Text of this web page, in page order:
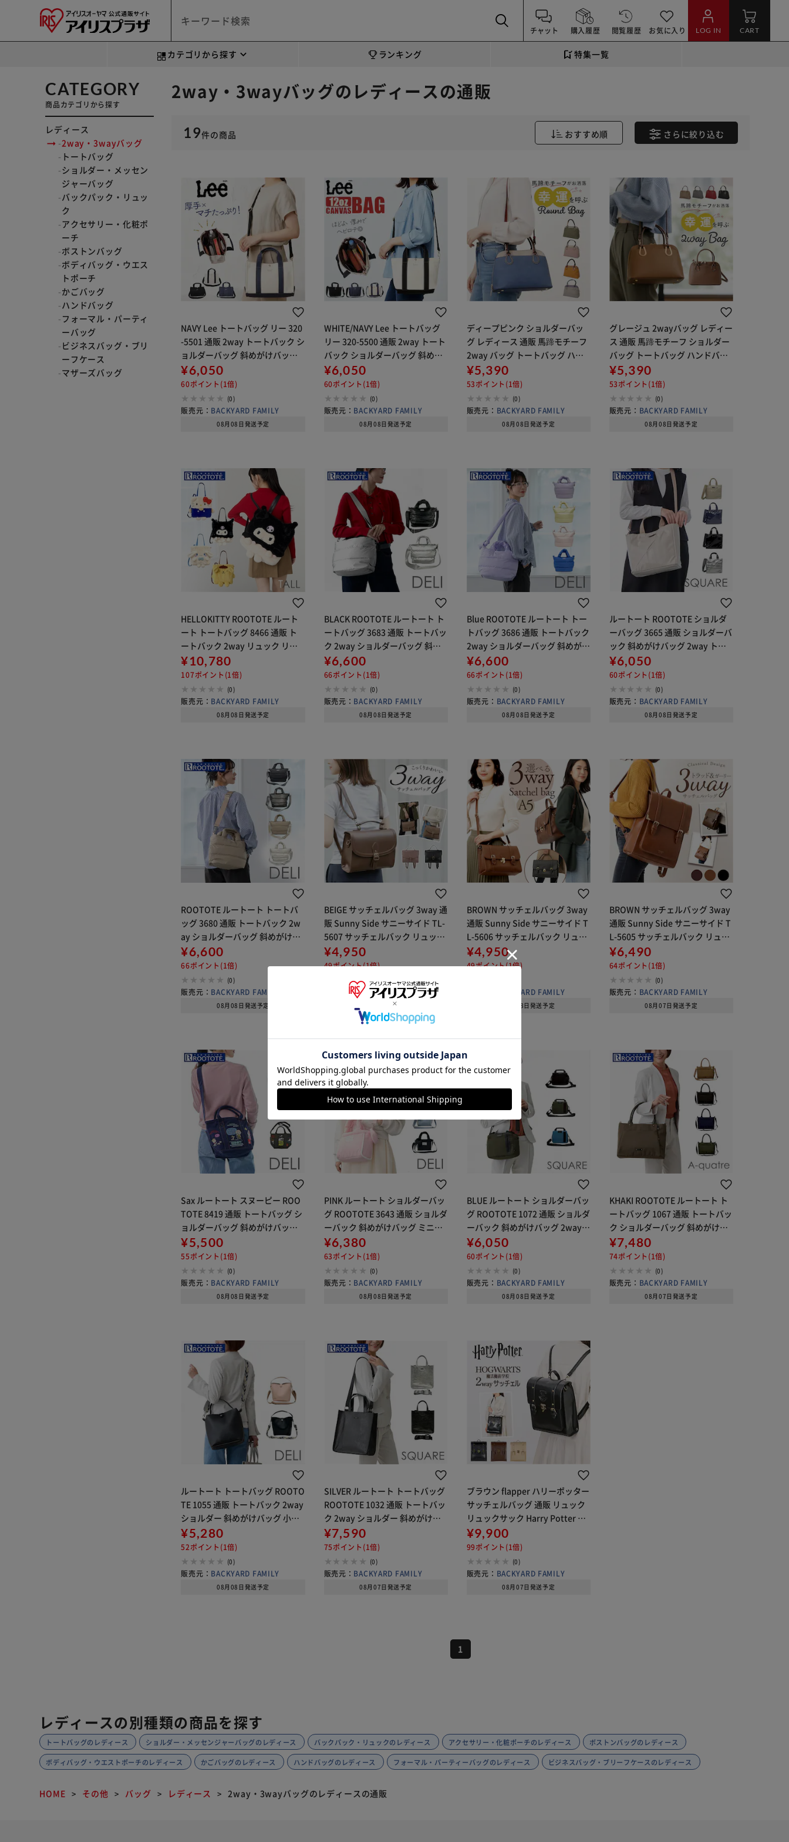
チャット 購入履歴 閲覧履歴 お気に入り LOG IN CART
カテゴリから探す ランキング 特集一覧
CATEGORY
商品カテゴリから探す
レディース
2way・3wayバッグ
トートバッグ
ショルダー・メッセン
ジャーバッグ
バックパック・リュッ
ク
アクセサリー・化粧ポ
ーチ
ボストンバッグ
ボディバッグ・ウエス
トポーチ
かごバッグ
ハンドバッグ
フォーマル・パーティ
ーバッグ
ビジネスバッグ・ブリ
ーフケース
マザーズバッグ
2way・3wayバッグのレディースの通販
19件の商品 おすすめ順 さらに絞り込む
NAVY Lee トートバッグ リー 320
-5501 通販 2way トートバック シ
ョルダーバッグ 斜めがけバッグ
手提げバッグ レディース 大きめ
通勤 通学 綿 コットン おしゃれ か
わいい
¥6,050
60ポイント(1倍)
(0)
販売元： BACKYARD FAMILY
08月08日発送予定
WHITE/NAVY Lee トートバッグ
リー 320-5500 通販 2way トート
バック ショルダーバッグ 斜めが
けバッグ 手提げバッグ レディー
ス 小さめ 通勤 通学 綿 コットン
おしゃれ
¥6,050
60ポイント(1倍)
(0)
販売元： BACKYARD FAMILY
08月08日発送予定
ディープピンク ショルダーバッ
グ レディース 通販 馬蹄モチーフ
2way バッグ トートバッグ ハン
ドバッグ 斜めがけ かばん 斜め掛
け 鞄 肩掛け バック 半円型 カバン
ラムモード 37881T
¥5,390
53ポイント(1倍)
(0)
販売元： BACKYARD FAMILY
08月08日発送予定
グレージュ 2wayバッグ レディー
ス 通販 馬蹄モチーフ ショルダー
バッグ トートバッグ ハンドバッ
グ 斜めがけ かばん 斜め掛け 鞄 肩
掛け バック 半円型 カバン ラムモ
ード 40552 通勤
¥5,390
53ポイント(1倍)
(0)
販売元： BACKYARD FAMILY
08月08日発送予定
HELLOKITTY ROOTOTE ルート
ート トートバッグ 8466 通販 ト
ートバック 2way リュック リュ
ックサック バックパック A4 通勤
通学 旅行 かわいい TALL トール
CR
¥10,780
107ポイント(1倍)
(0)
販売元： BACKYARD FAMILY
08月08日発送予定
BLACK ROOTOTE ルートート ト
ートバッグ 3683 通販 トートバッ
ク 2way ショルダーバッグ 斜め
がけバッグ ファスナー付き 通勤
通学 軽量 軽い DELI デリ FEATHE
R
¥6,600
66ポイント(1倍)
(0)
販売元： BACKYARD FAMILY
08月08日発送予定
Blue ROOTOTE ルートート トー
トバッグ 3686 通販 トートバック
2way ショルダーバッグ 斜めがけ
バッグ ファスナー付き 通勤 通学
軽量 軽い DELI デリ FEATHER R
¥6,600
66ポイント(1倍)
(0)
販売元： BACKYARD FAMILY
08月08日発送予定
ルートート ROOTOTE ショルダ
ーバッグ 3665 通販 ショルダーバ
ック 斜めがけバッグ 2way トー
トバッグ 小さめ 通勤 通学 SQUA
RE スクエア きれいめ 上品 シンプ
ル おしゃれ
¥6,050
60ポイント(1倍)
(0)
販売元： BACKYARD FAMILY
08月08日発送予定
ROOTOTE ルートート トートバ
ッグ 3680 通販 トートバック 2w
ay ショルダーバッグ 斜めがけバ
ッグ ファスナー付き 通勤 通学 軽
量 軽い DELI デリ FEATHER ROO
フェ
¥6,600
66ポイント(1倍)
(0)
販売元： BACKYARD FAMILY
08月08日発送予定
BEIGE サッチェルバッグ 3way 通
販 Sunny Side サニーサイド TL-
5607 サッチェルバック リュック
ハンドバッグ ショルダーバッグ
斜めがけバッグ 小さめ 通勤 通学
¥4,950
49ポイント(1倍)
(0)
販売元：BACKYARD FAMILY
08月08日発送予定
BROWN サッチェルバッグ 3way
通販 Sunny Side サニーサイド T
L-5606 サッチェルバック リュッ
ク ハンドバッグ ショルダーバッ
グ 斜めがけバッグ 小さめ 通勤 通
¥4,950
49ポイント(1倍)
BACKYARD FAMILY
08月08日発送予定
BROWN サッチェルバッグ 3way
通販 Sunny Side サニーサイド T
L-5605 サッチェルバック リュッ
ク ハンドバッグ ショルダーバッ
グ 斜めがけバッグ 大きめ 通学 A4
通勤
¥6,490
64ポイント(1倍)
(0)
販売元： BACKYARD FAMILY
08月07日発送予定
Sax ルートート スヌーピー ROO
TOTE 8419 通販 トートバッグ シ
ョルダーバッグ 斜めがけバッグ
ショルダーバック 2way トート
レディース 旅行 おしゃれ 可愛い
刺繍 大人 かわ
¥5,500
55ポイント(1倍)
(0)
販売元： BACKYARD FAMILY
08月08日発送予定
PINK ルートート ショルダーバッ
グ ROOTOTE 3643 通販 ショルダ
ーバック 斜めがけバッグ ミニト
ート サブバッグ 肩掛けバッグ ポ
ーチ付き 軽量 軽い 小さめ 横型 大
人 かわいい お
¥6,380
63ポイント(1倍)
(0)
販売元： BACKYARD FAMILY
08月08日発送予定
BLUE ルートート ショルダーバッ
グ ROOTOTE 1072 通販 ショルダ
ーバック 斜めがけバッグ 2way
トート レディース メンズ 小さめ
軽量 軽い シンプル 無地 大人 きれ
いめ おし
¥6,050
60ポイント(1倍)
(0)
販売元： BACKYARD FAMILY
08月08日発送予定
KHAKI ROOTOTE ルートート ト
ートバッグ 1067 通販 トートバッ
ク ショルダーバッグ 斜めがけバ
ッグ レディース 通勤 通学 A4 横
撥水 ファスナー付き おしゃれ シ
ンプル オシャ
¥7,480
74ポイント(1倍)
(0)
販売元： BACKYARD FAMILY
08月07日発送予定
ルートート トートバッグ ROOTO
TE 1055 通販 トートバック 2way
ショルダー 斜めがけバッグ 小さ
め レディース 通勤 通学 大人 きれ
いめ おしゃれ シンプル 無地 手提
げバッグ 手
¥5,280
52ポイント(1倍)
(0)
販売元： BACKYARD FAMILY
08月08日発送予定
SILVER ルートート トートバッグ
ROOTOTE 1032 通販 トートバッ
ク 2way ショルダー 斜めがけバ
ッグ レディース A4 通勤 通学 お
しゃれ シンプル 軽量 軽い 上品 き
れいめ
¥7,590
75ポイント(1倍)
(0)
販売元： BACKYARD FAMILY
08月07日発送予定
ブラウン flapper ハリーポッター
サッチェルバッグ 通販 リュック
リュックサック Harry Potter シ
ョルダーバッグ ショルダーバッ
ク 2wayバッグ 2wayバック レデ
ィース ハ
¥9,900
99ポイント(1倍)
(0)
販売元： BACKYARD FAMILY
08月07日発送予定
1
レディースの別種類の商品を探す
トートバッグのレディース ショルダー・メッセンジャーバッグのレディース バックパック・リュックのレディース アクセサリー・化粧ポーチのレディース ボストンバッグのレディース
ボディバッグ・ウエストポーチのレディース かごバッグのレディース ハンドバッグのレディース フォーマル・パーティーバッグのレディース ビジネスバッグ・ブリーフケースのレディース
HOME その他 バッグ レディース 2way・3wayバッグのレディースの通販
※ご確認ください